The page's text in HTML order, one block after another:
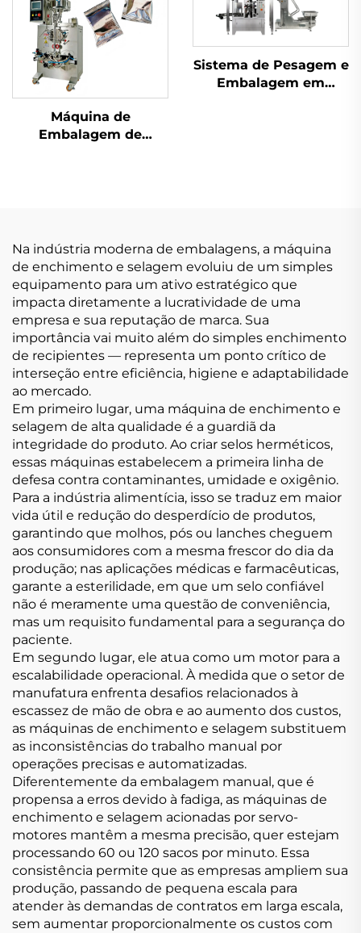
Máquina de
Embalagem de
Sistema de Pesagem e
Embalagem em
Na indústria moderna de embalagens, a máquina
de enchimento e selagem evoluiu de um simples
equipamento para um ativo estratégico que
impacta diretamente a lucratividade de uma
empresa e sua reputação de marca. Sua
importância vai muito além do simples enchimento
de recipientes — representa um ponto crítico de
interseção entre eficiência, higiene e adaptabilidade
ao mercado.
Em primeiro lugar, uma máquina de enchimento e
selagem de alta qualidade é a guardiã da
integridade do produto. Ao criar selos herméticos,
essas máquinas estabelecem a primeira linha de
defesa contra contaminantes, umidade e oxigênio.
Para a indústria alimentícia, isso se traduz em maior
vida útil e redução do desperdício de produtos,
garantindo que molhos, pós ou lanches cheguem
aos consumidores com a mesma frescor do dia da
produção; nas aplicações médicas e farmacêuticas,
garante a esterilidade, em que um selo confiável
não é meramente uma questão de conveniência,
mas um requisito fundamental para a segurança do
paciente.
Em segundo lugar, ele atua como um motor para a
escalabilidade operacional. À medida que o setor de
manufatura enfrenta desafios relacionados à
escassez de mão de obra e ao aumento dos custos,
as máquinas de enchimento e selagem substituem
as inconsistências do trabalho manual por
operações precisas e automatizadas.
Diferentemente da embalagem manual, que é
propensa a erros devido à fadiga, as máquinas de
enchimento e selagem acionadas por servo-
motores mantêm a mesma precisão, quer estejam
processando 60 ou 120 sacos por minuto. Essa
consistência permite que as empresas ampliem sua
produção, passando de pequena escala para
atender às demandas de contratos em larga escala,
sem aumentar proporcionalmente os custos com